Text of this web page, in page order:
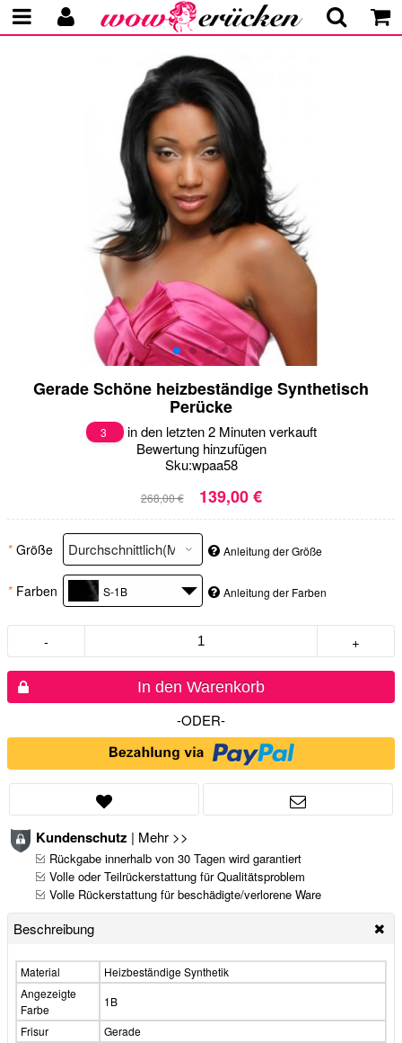
Gerade Schöne heizbeständige Synthetisch
Perücke
3
in den letzten 2 Minuten verkauft
Bewertung hinzufügen
Sku:wpaa58
268,00 € 139,00 €
* Größe Anleitung der Größe
* Farben S-1B Anleitung der Farben
- +
In den Warenkorb
-ODER-
Kundenschutz | Mehr >>
Rückgabe innerhalb von 30 Tagen wird garantiert
Volle oder Teilrückerstattung für Qualitätsproblem
Volle Rückerstattung für beschädigte/verlorene Ware
Beschreibung
Material
Heizbeständige Synthetik
Angezeigte
Farbe
1B
Frisur
Gerade